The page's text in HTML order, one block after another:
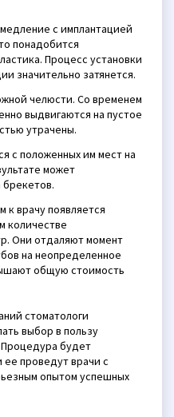
с имплантацией
Процесс установки
значительно затянется.
челюсти. Со временем
место и могут быть полностью утрачены.
с положенных им мест на
брекетов.
к врачу появляется
Они отдаляют момент
стоимость
стоматологи
выбор в пользу
Процедура будет
проведут врачи с
опытом успешных